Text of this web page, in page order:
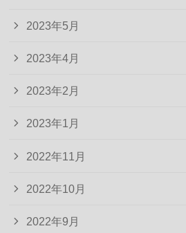
2023年5月
2023年4月
2023年2月
2023年1月
2022年11月
2022年10月
2022年9月